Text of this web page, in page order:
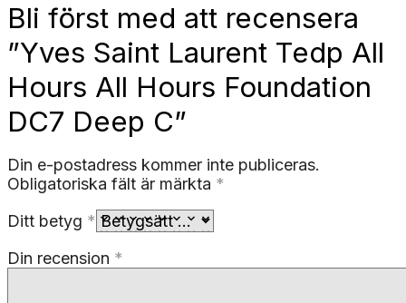
Bli först med att recensera
”Yves Saint Laurent Tedp All
Hours All Hours Foundation
DC7 Deep C”
Din e-postadress kommer inte publiceras.
Obligatoriska fält är märkta *
Ditt betyg *
Din recension *